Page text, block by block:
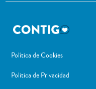
Política de Cookies
Politica de Privacidad